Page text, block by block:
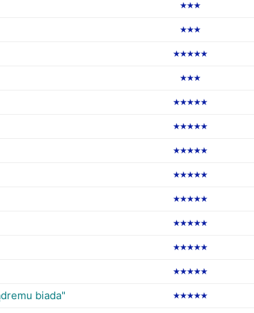
★★★
★★★
★★★★★
★★★
★★★★★
★★★★★
★★★★★
★★★★★
★★★★★
★★★★★
★★★★★
★★★★★
biada" ★★★★★